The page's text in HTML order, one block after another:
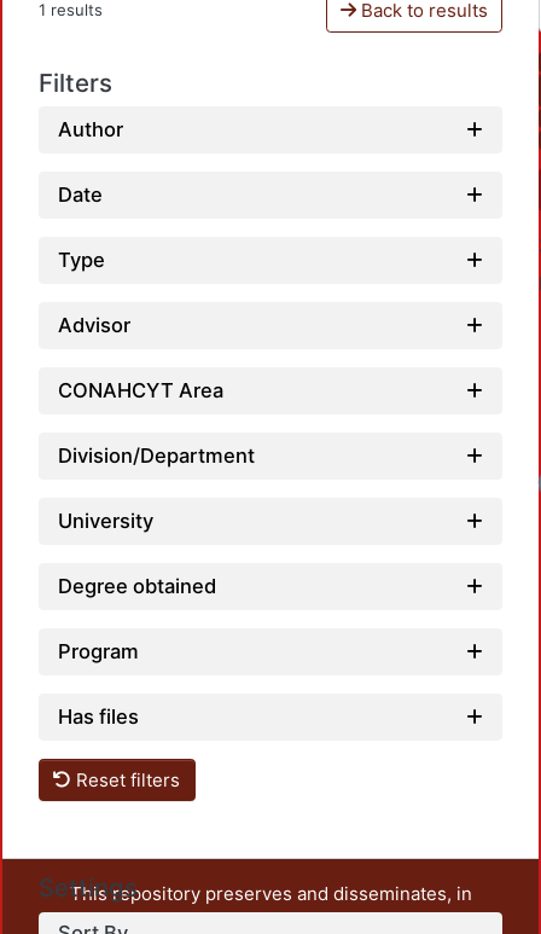
1 results Back to results
Filters
Author
Date
Type
Advisor
CONAHCYT Area
Division/Department
University
Degree obtained
Program
Has files
Reset filters
Settings
This repository preserves and disseminates, in
unrestricted open access, the teaching and research